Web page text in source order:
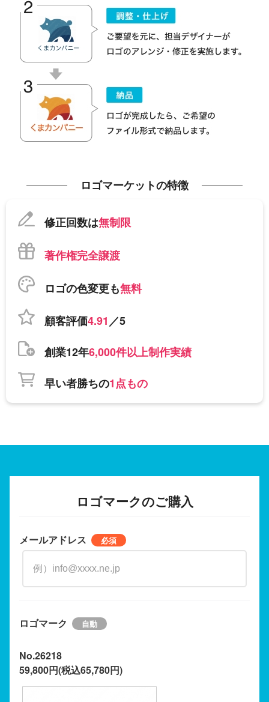
ロゴマーケットの特徴
修正回数は無制限
著作権完全譲渡
ロゴの色変更も無料
顧客評価4.91／5
創業12年6,000件以上制作実績
早い者勝ちの1点もの
ロゴマークのご購入
メールアドレス
ロゴマーク
No.26218
59,800円(税込65,780円)